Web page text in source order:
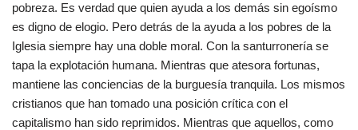
pobreza. Es verdad que quien ayuda a los demás sin egoísmo
es digno de elogio. Pero detrás de la ayuda a los pobres de la
Iglesia siempre hay una doble moral. Con la santurronería se
tapa la explotación humana. Mientras que atesora fortunas,
mantiene las conciencias de la burguesía tranquila. Los mismos
cristianos que han tomado una posición crítica con el
capitalismo han sido reprimidos. Mientras que aquellos, como